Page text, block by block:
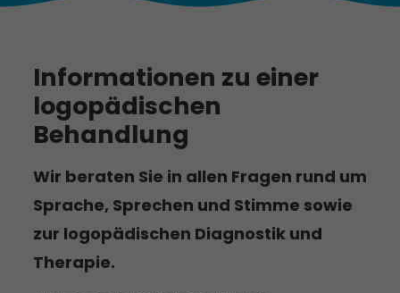
Sprachtherapie in Kinder­tagesstätten und
Aphasie, Dysarthrie und Dysphagie
Hausbesuche in Privathaushalten und
Pflege­einrichtungen
Informationen zu einer
logopädischen
Behandlung
Wir beraten Sie in allen Fragen rund um
Sprache, Sprechen und Stimme sowie
zur logopädischen Diagnostik und
Therapie.